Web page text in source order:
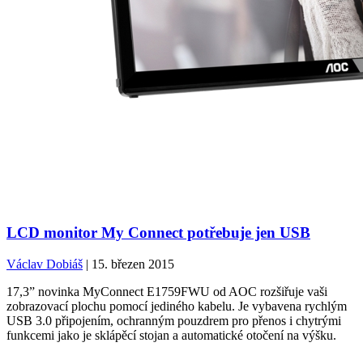
LCD monitor My Connect potřebuje jen USB
Václav Dobiáš | 15. březen 2015
17,3” novinka MyConnect E1759FWU od AOC rozšiřuje vaši
zobrazovací plochu pomocí jediného kabelu. Je vybavena rychlým
USB 3.0 připojením, ochranným pouzdrem pro přenos i chytrými
funkcemi jako je sklápěcí stojan a automatické otočení na výšku.